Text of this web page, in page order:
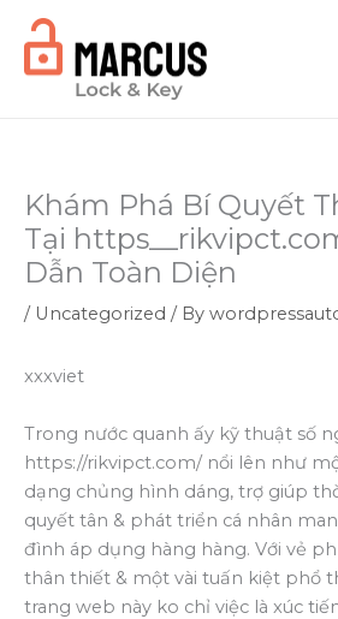
content
Khám Phá Bí Quyết
Tại
Dẫn Toàn Diện
/ Uncategorized / By
xxxviet
Trong nước quanh ấy kỹ thuật số
https://rikvipct.com/ nổi lên như
dạng chủng hình dáng, trợ giúp
quyết tân & phát triển cá nhân
đình áp dụng hàng hàng. Với vẻ
thân thiết & một vài tuấn kiệt phổ
trang web này ko chỉ việc là xúc